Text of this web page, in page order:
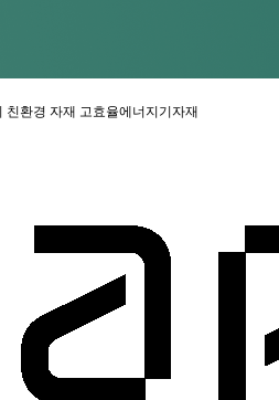
친환경 자재 고효율에너지기자재